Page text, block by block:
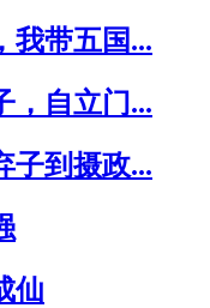
我带五国...
，自立门...
子到摄政...
仙